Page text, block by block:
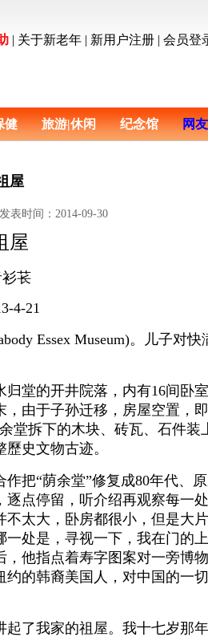
| 关于新老年 | 新用户注册 | 会员登
健 旅游|休闲 纪念馆 网
屋
发表时间：2014-09-30
屋
苌
4-21
Essex Museum)。儿子对快
的开井院落，内有16间卧
由于子孙迁移，房屋空置，
堂拆下的木块、砖瓦、石件
史文物古迹。
“荫余堂”修复成80年代、
点停留，听介绍再观察每一
太大，卧房都很小，但是大
处是，寻视一下，我在门的
他指点着寿字图案对一旁博
的韩裔美国人，对中国的一
我家的祖屋。我十七岁那